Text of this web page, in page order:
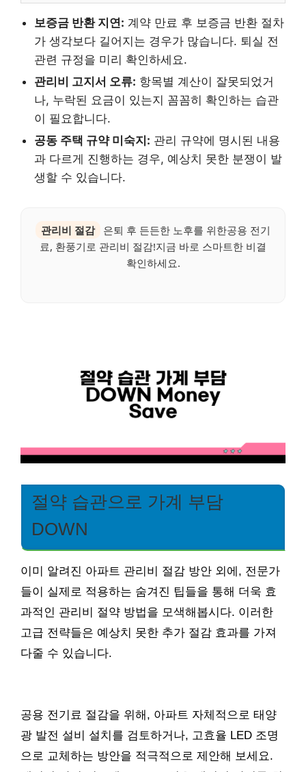
보증금 반환 지연: 계약 만료 후 보증금 반환 절차
가 생각보다 길어지는 경우가 많습니다. 퇴실 전
관련 규정을 미리 확인하세요.
관리비 고지서 오류: 항목별 계산이 잘못되었거
나, 누락된 요금이 있는지 꼼꼼히 확인하는 습관
이 필요합니다.
공동 주택 규약 미숙지: 관리 규약에 명시된 내용
과 다르게 진행하는 경우, 예상치 못한 분쟁이 발
생할 수 있습니다.
관리비 절감
은퇴 후 든든한 노후를 위한공용 전기
료, 환풍기로 관리비 절감!지금 바로 스마트한 비결
확인하세요.
절약 습관으로 가계 부담
DOWN
이미 알려진 아파트 관리비 절감 방안 외에, 전문가
들이 실제로 적용하는 숨겨진 팁들을 통해 더욱 효
과적인 관리비 절약 방법을 모색해봅시다. 이러한
고급 전략들은 예상치 못한 추가 절감 효과를 가져
다줄 수 있습니다.
공용 전기료 절감을 위해, 아파트 자체적으로 태양
광 발전 설비 설치를 검토하거나, 고효율 LED 조명
으로 교체하는 방안을 적극적으로 제안해 보세요.